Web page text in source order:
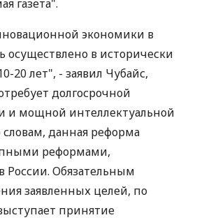
газета".
экономики в
осуществлено в исторически
20 лет", - заявил Чубайс,
долгосрочной
и мощной интеллектуальной
данная реформа
реформами,
Обязательным
заявленных целей, по
принятие